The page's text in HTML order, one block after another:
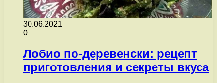
30.06.2021
0
Лобио по-деревенски: рецепт
приготовления и секреты вкуса